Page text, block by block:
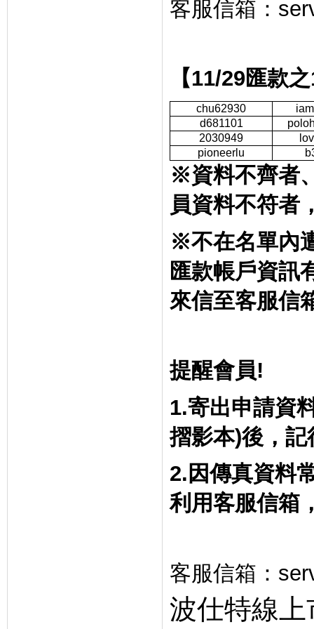
客服信箱：
【11/29匯款之
chu62930
d681101
2030949
pioneerlu
※資料不齊者
員資料不符者
※不在名單內
匯款帳戶資訊
來信至客服信
提醒會員!
1.寄出申請資
摺影本)後，記
2. 因傳真資料
利用客服信箱
客服信箱：
波仕特線上